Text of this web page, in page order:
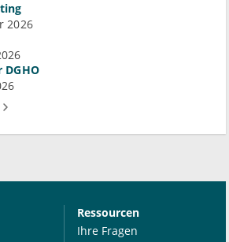
2026
DGHO
Ressourcen
Ihre Fragen